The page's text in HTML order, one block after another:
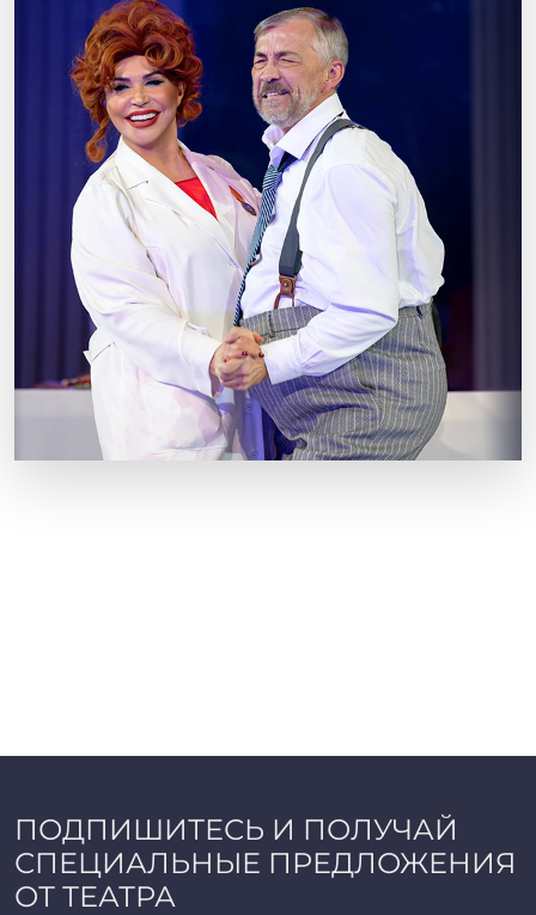
ПОДПИШИТЕСЬ И ПОЛУЧАЙ
СПЕЦИАЛЬНЫЕ ПРЕДЛОЖЕНИЯ
ОТ ТЕАТРА